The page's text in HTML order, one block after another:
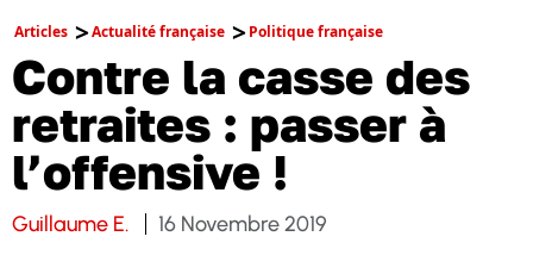
Articles Actualité française Politique française
Contre la casse des
retraites : passer à
l’offensive !
Guillaume E. 16 Novembre 2019